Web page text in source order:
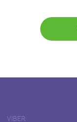
VIBER